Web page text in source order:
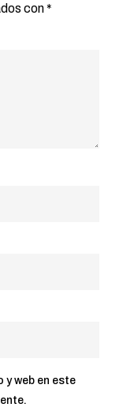
con*
y web en este